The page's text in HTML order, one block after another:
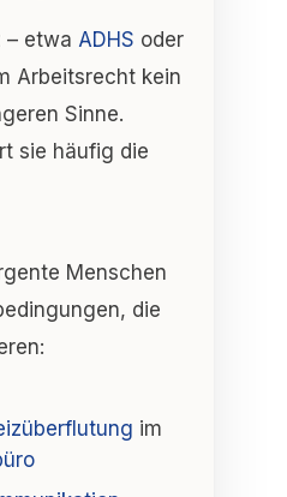
– etwa ADHS oder
Arbeitsrecht kein
Sinne.
sie häufig die
Menschen
die
im